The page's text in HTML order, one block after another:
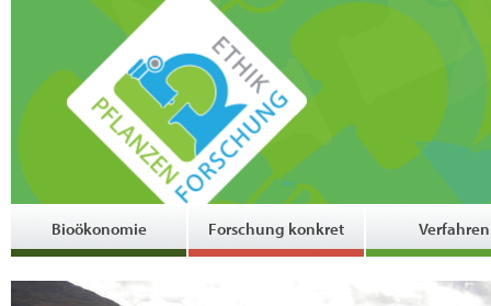
Bioökonomie Forschung konkret Verfahren